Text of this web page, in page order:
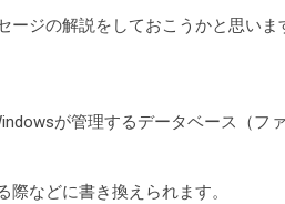
ジの解説をしておこうかと思いま
が管理するデータベース（フ
などに書き換えられます。